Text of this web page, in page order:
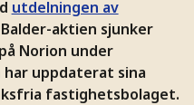
utdelningen av
aktien sjunker
Norion under
har uppdaterat sina
fastighetsbolaget.